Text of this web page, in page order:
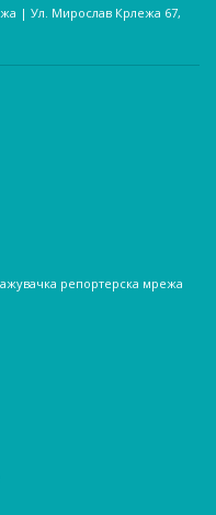
| Ул. Мирослав Крлежа 67,
репортерска мрежа